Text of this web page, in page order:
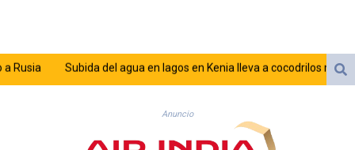
ARS 1727.958172
AUD 1.63908
AZN 1.959559
BAM 1.954403
BBD 2.32254
Subida del agua en lagos en Kenia lleva a cocodrilos más
Anuncio